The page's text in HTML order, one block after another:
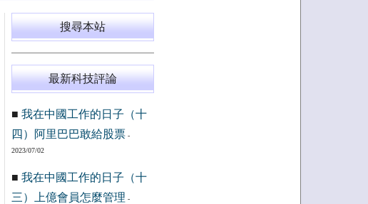
搜尋本站
最新科技評論
■ 我在中國工作的日子（十
四）阿里巴巴敢給股票-
2023/07/02
■ 我在中國工作的日子（十
三）上億會員怎麼管理 -